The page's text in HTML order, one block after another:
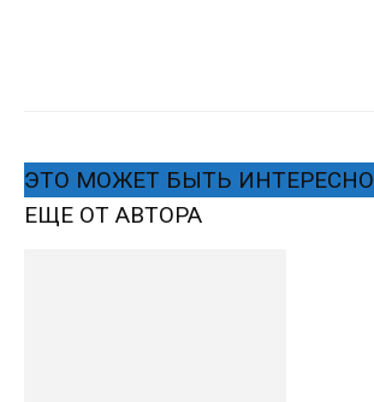
ЭТО МОЖЕТ БЫТЬ ИНТЕРЕСНО
ЕЩЕ ОТ АВТОРА